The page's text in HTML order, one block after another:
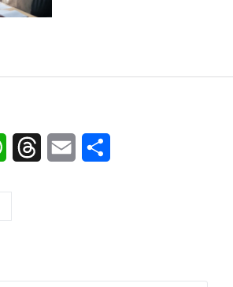
WhatsAppThreadsEmail